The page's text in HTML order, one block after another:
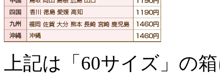
上記は「60サイズ」の